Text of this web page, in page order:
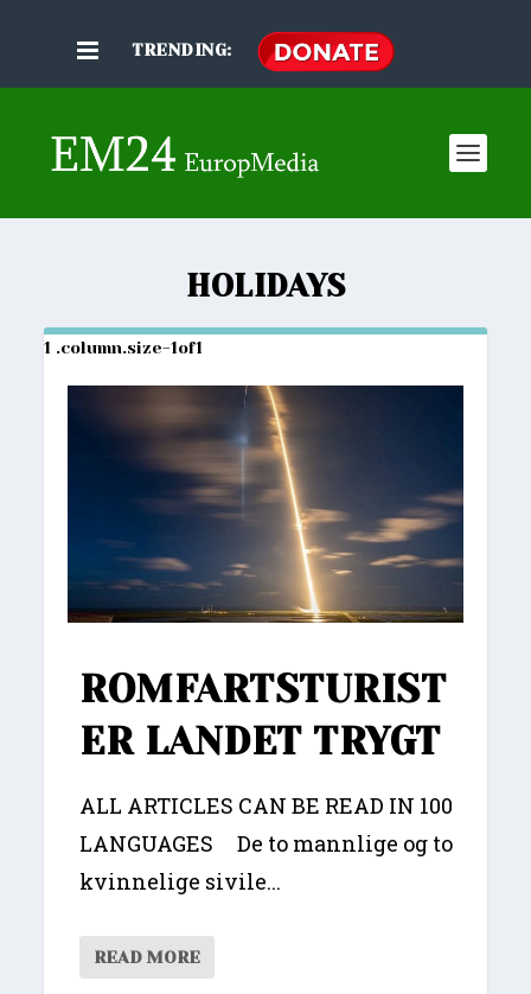
TRENDING:
HOLIDAYS
ROMFARTSTURIST
ER LANDET TRYGT
ALL ARTICLES CAN BE READ IN 100
LANGUAGES De to mannlige og to
kvinnelige sivile...
READ MORE